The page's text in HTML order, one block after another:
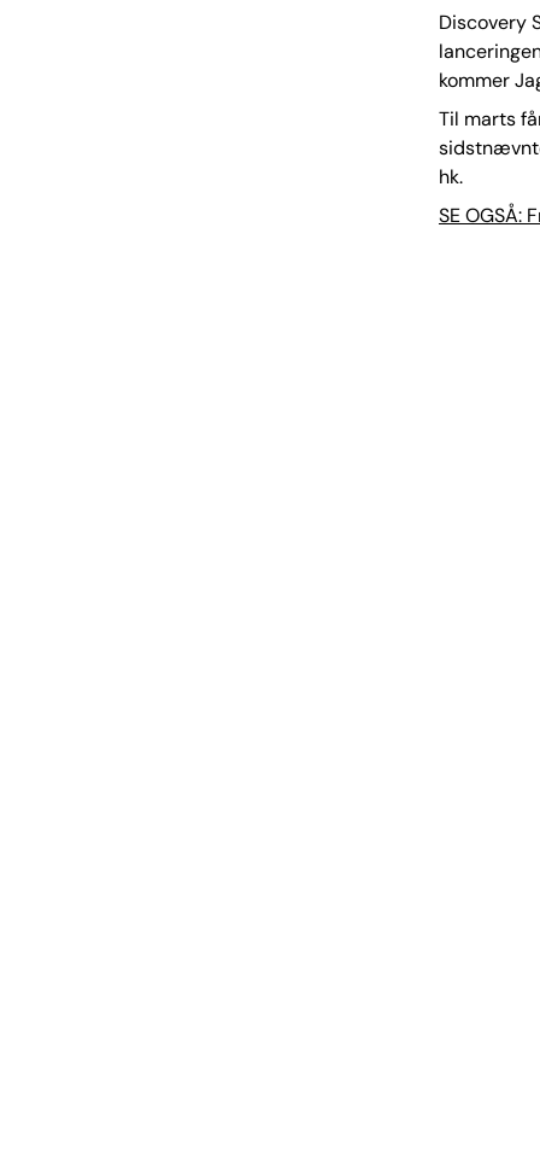
Discovery
kommer
Til marts
hk.
SE OGSÅ: